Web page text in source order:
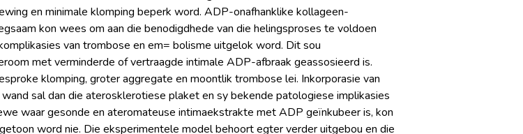
en minimale klomping beperk word. ADP-onafhanklike kollageen-
kon wees om aan die benodigdhede van die helingsproses te voldoen
van trombose en em= bolisme uitgelok word. Dit sou
met verminderde of vertraagde intimale ADP-afbraak geassosieerd is.
klomping, groter aggregate en moontlik trombose lei. Inkorporasie van
sal dan die aterosklerotiese plaket en sy bekende patologiese implikasies
waar gesonde en ateromateuse intimaekstrakte met ADP geïnkubeer is, kon
word nie. Die eksperimentele model behoort egter verder uitgebou en die